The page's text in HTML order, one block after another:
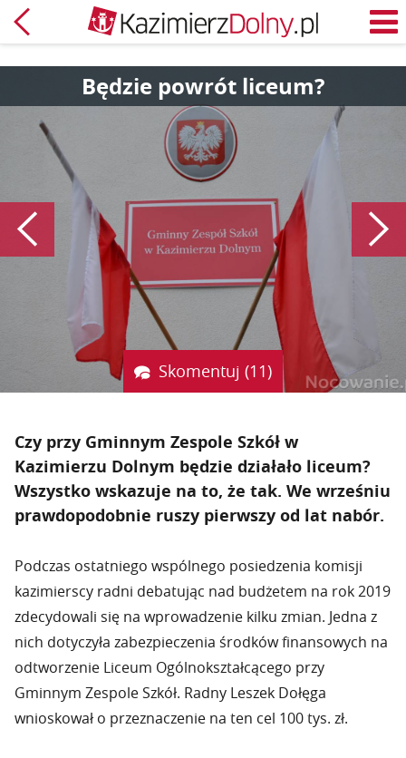
Powrót
Będzie powrót liceum?
Poprzedni
Skomentuj (11)
Czy przy Gminnym Zespole Szkół w
Kazimierzu Dolnym będzie działało liceum?
Wszystko wskazuje na to, że tak. We wrześniu
prawdopodobnie ruszy pierwszy od lat nabór.
Podczas ostatniego wspólnego posiedzenia komisji
kazimierscy radni debatując nad budżetem na rok 2019
zdecydowali się na wprowadzenie kilku zmian. Jedna z
nich dotyczyła zabezpieczenia środków finansowych na
odtworzenie Liceum Ogólnokształcącego przy
Gminnym Zespole Szkół. Radny Leszek Dołęga
wnioskował o przeznaczenie na ten cel 100 tys. zł.